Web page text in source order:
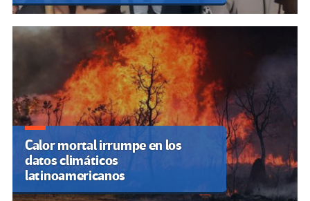
Calor mortal irrumpe en los
datos climáticos
latinoamericanos